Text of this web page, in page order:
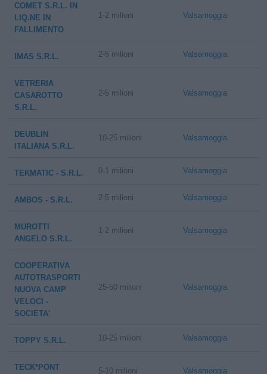
COMET S.R.L. IN
LIQ.NE IN
FALLIMENTO
1-2 milioni Valsamoggia
IMAS S.R.L. 2-5 milioni Valsamoggia
VETRERIA
CASAROTTO
S.R.L.
2-5 milioni Valsamoggia
DEUBLIN
ITALIANA S.R.L.
10-25 milioni Valsamoggia
TEKMATIC - S.R.L. 0-1 milioni Valsamoggia
AMBOS - S.R.L. 2-5 milioni Valsamoggia
MUROTTI
ANGELO S.R.L.
1-2 milioni Valsamoggia
COOPERATIVA
AUTOTRASPORTI
NUOVA CAMP
VELOCI -
SOCIETA'
25-50 milioni Valsamoggia
TOPPY S.R.L. 10-25 milioni Valsamoggia
TECK*PONT
5-10 milioni Valsamoggia